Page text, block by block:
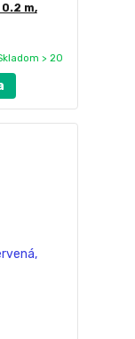
m,
> 20